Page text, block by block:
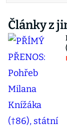
Články z